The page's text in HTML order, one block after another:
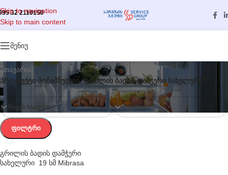
Skip to navigation
Skip to main content
32 2110150
მენიუ
მთავარი/
პროდუქტი მონიშნულია “გრილის ბადის დამჭერი სახელური”
ᲛᲐᲠᲐᲒᲘᲡ ᲡᲢᲐᲢᲣᲡᲘ ᲡᲝᲠᲢᲘᲠᲔᲑᲐ
ᲤᲘᲚᲢᲠᲘ
გრილის ბადის დამჭერი
სახელური 19 სმ Mibrasa